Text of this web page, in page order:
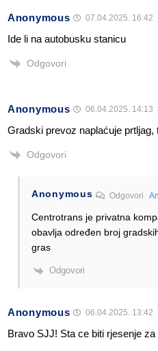
Anonymous 07.04.2025. 16:42
Ide li na autobusku stanicu
Odgovori
Anonymous 06.04.2025. 14:13
Gradski prevoz naplaćuje prtljag,
Odgovori
Anonymous Odgovori
Centrotrans je privatna
obavlja određen broj
gras
Odgovori
Anonymous 06.04.2025. 13:42
Bravo SJJ! Sta ce biti rjesenje za